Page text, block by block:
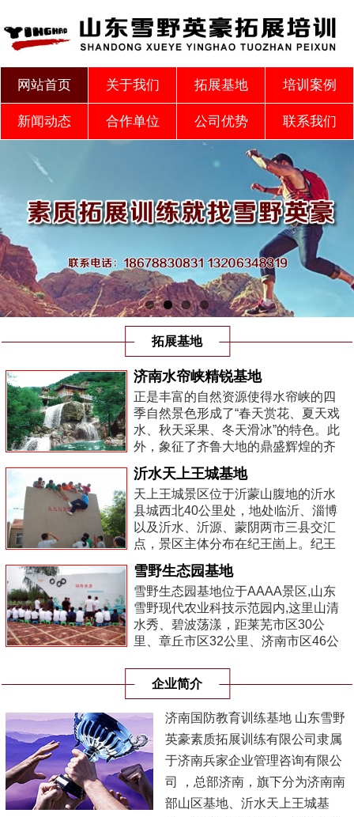
网站首页 关于我们 拓展基地 培训案例
新闻动态 合作单位 公司优势 联系我们
拓展基地
济南水帘峡精锐基地
正是丰富的自然资源使得水帘峡的四
季自然景色形成了“春天赏花、夏天戏
水、秋天采果、冬天滑冰”的特色。此
外，象征了齐鲁大地的鼎盛辉煌的齐
长城遗址和贯穿诸泉、剑柏的秦王李
世民系列传说，使得景区的人文气息
更加...
沂水天上王城基地
天上王城景区位于沂蒙山腹地的沂水
县城西北40公里处，地处临沂、淄博
以及沂水、沂源、蒙阴两市三县交汇
点，景区主体分布在纪王崮上。纪王
崮海拔577.2米，顶部阔大，面积约4
平方公里，南北长数公里，是沂蒙七
十二崮中...
雪野生态园基地
雪野生态园基地位于AAAA景区,山东
雪野现代农业科技示范园内,这里山清
水秀、碧波荡漾，距莱芜市区30公
里、章丘市区32公里、济南市区46公
是，交通便利、风景优美。
企业简介
济南国防教育训练基地 山东雪野
英豪素质拓展训练有限公司隶属
于济南兵家企业管理咨询有限公
司 ，总部济南，旗下分为济南南
部山区基地、沂水天上王城基